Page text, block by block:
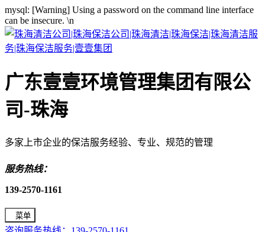
mysql: [Warning] Using a password on the command line interface
can be insecure. \n
广东壹壹环境管理集团有限公
司-珠海
多家上市企业的保洁服务经验、专业、规范的管理
服务热线：
139-2570-1161
菜单